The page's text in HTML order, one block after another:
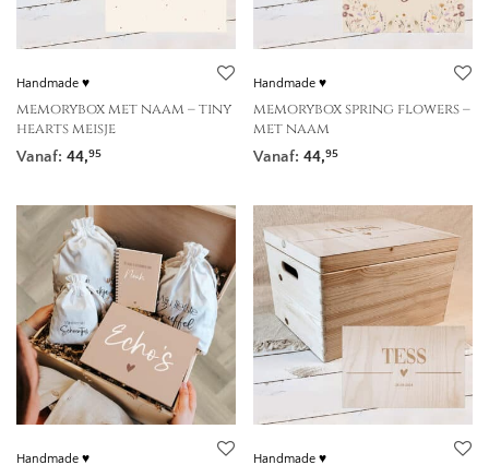
Handmade ♥
memorybox met naam – tiny
hearts meisje
Vanaf: 44,95
Handmade ♥
memorybox spring flowers –
met naam
Vanaf: 44,95
Handmade ♥ Handmade ♥